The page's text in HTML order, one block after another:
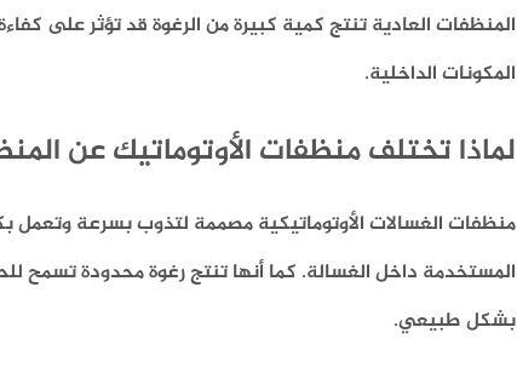
المنظفات العادية تنتج كمية كبيرة من الرغوة قد تؤثر على
المكونات الداخلية.
لماذا تختلف منظفات الأوتوماتيك عن
منظفات الغسالات الأوتوماتيكية مصممة لتذوب بسرعة وتعمل
المستخدمة داخل الغسالة. كما أنها تنتج رغوة محدودة تسمح
بشكل طبيعي.